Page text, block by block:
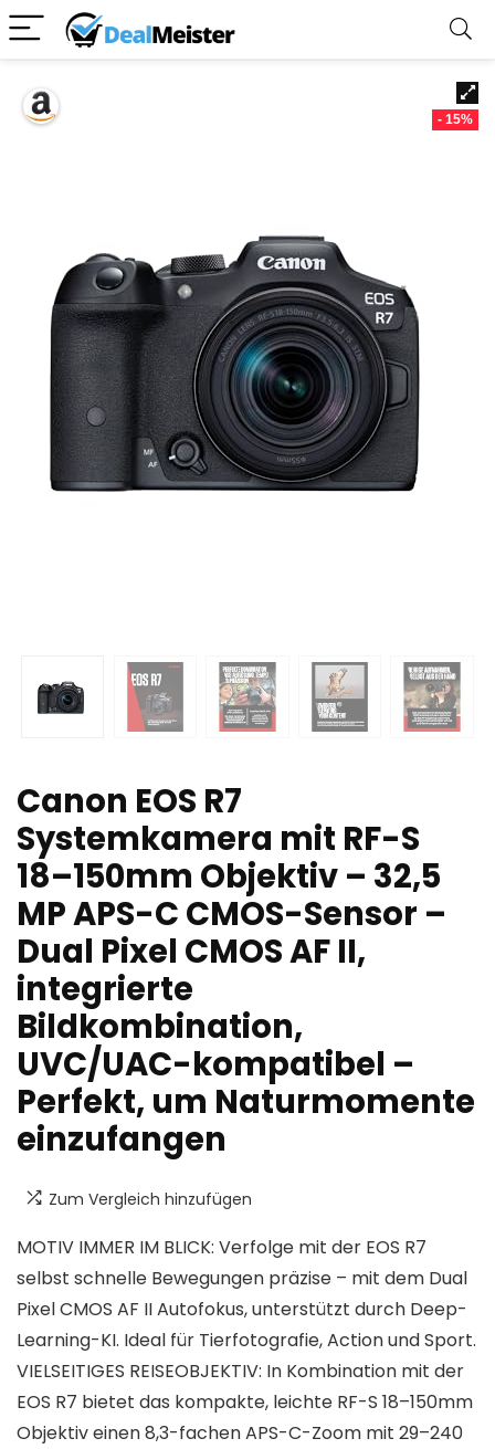
- 15%
Canon EOS R7
Systemkamera mit RF-S
18–150mm Objektiv – 32,5
MP APS-C CMOS-Sensor –
Dual Pixel CMOS AF II,
integrierte
Bildkombination,
UVC/UAC-kompatibel –
Perfekt, um Naturmomente
einzufangen
Zum Vergleich hinzufügen
MOTIV IMMER IM BLICK: Verfolge mit der EOS R7
selbst schnelle Bewegungen präzise – mit dem Dual
Pixel CMOS AF II Autofokus, unterstützt durch Deep-
Learning-KI. Ideal für Tierfotografie, Action und Sport.
VIELSEITIGES REISEOBJEKTIV: In Kombination mit der
EOS R7 bietet das kompakte, leichte RF-S 18–150mm
Objektiv einen 8,3-fachen APS-C-Zoom mit 29–240